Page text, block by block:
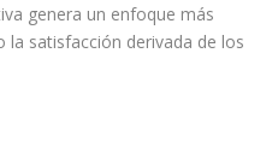
genera un enfoque más
la satisfacción derivada de los